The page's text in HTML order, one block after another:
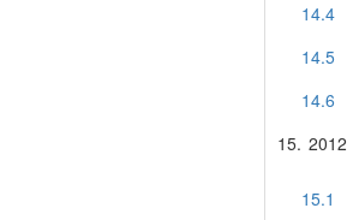
14.4
14.5
14.6
15. 2012
15.1